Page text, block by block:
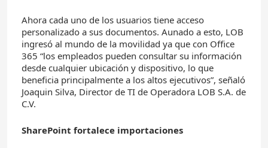
Ahora cada uno de los usuarios tiene acceso
personalizado a sus documentos. Aunado a esto, LOB
ingresó al mundo de la movilidad ya que con Office
365 “los empleados pueden consultar su información
desde cualquier ubicación y dispositivo, lo que
beneficia principalmente a los altos ejecutivos”, señaló
Joaquin Silva, Director de TI de Operadora LOB S.A. de
C.V.
SharePoint fortalece importaciones